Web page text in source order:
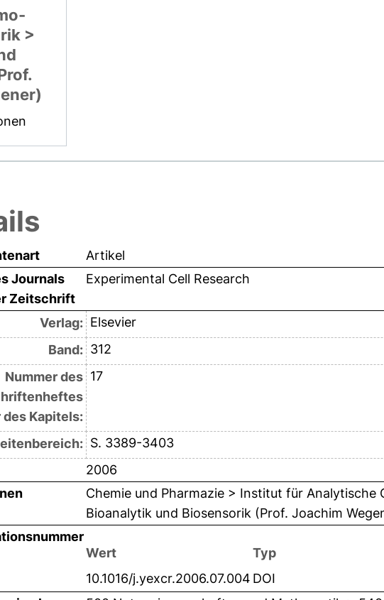
>
Artikel
Journals
Zeitschrift
Experimental Cell Research
Verlag: Elsevier
Band: 312
Nummer des
des Kapitels:
17
S. 3389-3403
2006
Chemie und Pharmazie > Institut für Analytische
Bioanalytik und Biosensorik (Prof. Joachim
Wert
Typ
10.1016/j.yexcr.2006.07.004 DOI